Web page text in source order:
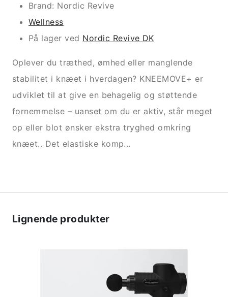
Brand: Nordic Revive
Wellness
På lager ved Nordic Revive DK
Oplever du træthed, ømhed eller manglende
stabilitet i knæet i hverdagen? KNEEMOVE+ er
udviklet til at give en behagelig og støttende
fornemmelse – uanset om du er aktiv, står meget
op eller blot ønsker ekstra tryghed omkring
knæet.. Det elastiske komp...
Lignende produkter